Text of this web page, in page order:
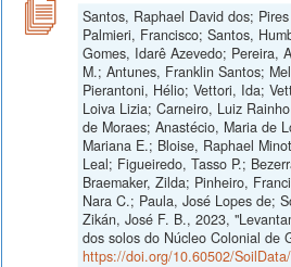
Santos, Raphael David dos;
Palmieri, Francisco; Santos,
Gomes, Idarê Azevedo; Pereira,
M.; Antunes, Franklin Santos;
Pierantoni, Hélio; Vettori, Ida;
Loiva Lizia; Carneiro, Luiz
de Moraes; Anastécio, Maria de
Mariana E.; Bloise, Raphael
Leal; Figueiredo, Tasso P.;
Braemaker, Zilda; Pinheiro,
Nara C.; Paula, José Lopes de;
Zikán, José F. B., 2023,
dos solos do Núcleo Colonial de
https://doi.org/10.60502/